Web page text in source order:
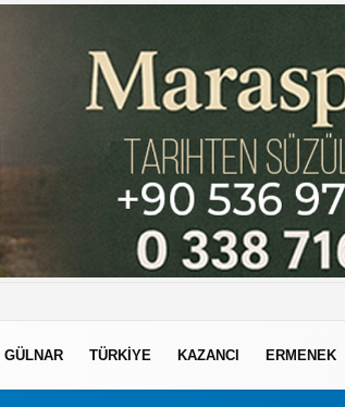
GÜLNAR TÜRKIYE KAZANCI ERMENEK